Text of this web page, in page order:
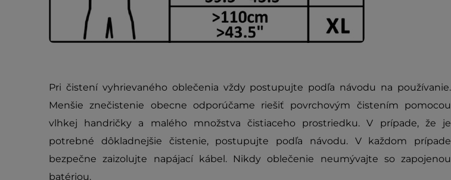
Pri čistení vyhrievaného oblečenia vždy postupujte podľa návodu na používanie.
Menšie znečistenie obecne odporúčame riešiť povrchovým čistením pomocou
vlhkej handričky a malého množstva čistiaceho prostriedku. V prípade, že je
potrebné dôkladnejšie čistenie, postupujte podľa návodu. V každom prípade
bezpečne zaizolujte napájací kábel. Nikdy oblečenie neumývajte so zapojenou
batériou.